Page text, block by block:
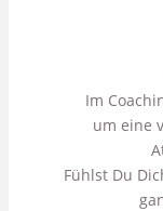
Im
um eine
Fühlst Du